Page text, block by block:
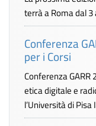
terrà a Roma dal
Conferenza
per i Corsi
Conferenza
etica digitale e
l’Università di